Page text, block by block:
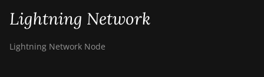
Lightning Network
Lightning Network Node